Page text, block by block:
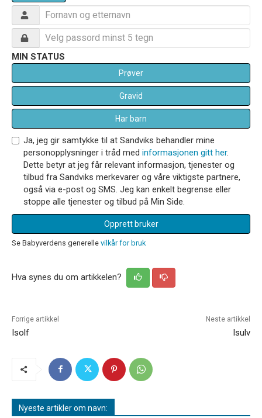
MIN STATUS
Prøver
Gravid
Har barn
Ja, jeg gir samtykke til at Sandviks behandler mine
personopplysninger i tråd med informasjonen gitt her.
Dette betyr at jeg får relevant informasjon, tjenester og
tilbud fra Sandviks merkevarer og våre viktigste partnere,
også via e-post og SMS. Jeg kan enkelt begrense eller
stoppe alle tjenester og tilbud på Min Side.
Opprett bruker
Se Babyverdens generelle vilkår for bruk
Hva synes du om artikkelen?
Forrige artikkel
Isolf
Neste artikkel
Isulv
Nyeste artikler om navn: